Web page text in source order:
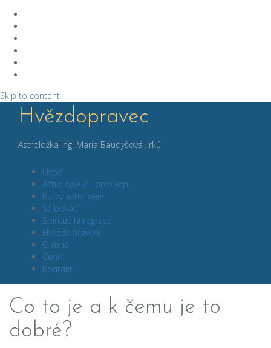
Skip to content
Hvězdopravec
Astroložka Ing. Maria Baudyšová Jirků
Úvod
Astrologie / Horoskop
Kurzy astrologie
Salbování
Spirituální regrese
Hvězdopravení
O mně
Ceník
Kontakt
Co to je a k čemu je to
dobré?